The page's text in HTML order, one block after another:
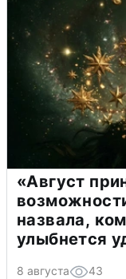
«Август
назвала,
улыбнется
8 августа 43